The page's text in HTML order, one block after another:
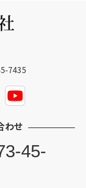
7435
わせ
45-